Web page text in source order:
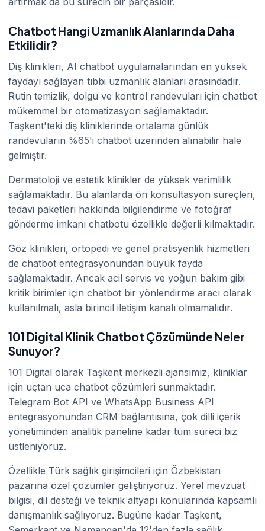
Chatbot Hangi Uzmanlık Alanlarında Daha
Etkilidir?
Diş klinikleri, AI chatbot uygulamalarından en yüksek
faydayı sağlayan tıbbi uzmanlık alanları arasındadır.
Rutin temizlik, dolgu ve kontrol randevuları için chatbot
mükemmel bir otomatizasyon sağlamaktadır.
Taşkent'teki diş kliniklerinde ortalama günlük
randevuların %65'i chatbot üzerinden alınabilir hale
gelmiştir.
Dermatoloji ve estetik klinikler de yüksek verimlilik
sağlamaktadır. Bu alanlarda ön konsültasyon süreçleri,
tedavi paketleri hakkında bilgilendirme ve fotoğraf
gönderme imkanı chatbotu özellikle değerli kılmaktadır.
Göz klinikleri, ortopedi ve genel pratisyenlik hizmetleri
de chatbot entegrasyonundan büyük fayda
sağlamaktadır. Ancak acil servis ve yoğun bakım gibi
kritik birimler için chatbot bir yönlendirme aracı olarak
kullanılmalı, asla birincil iletişim kanalı olmamalıdır.
101 Digital Klinik Chatbot Çözümünde Neler
Sunuyor?
101 Digital olarak Taşkent merkezli ajansımız, kliniklar
için uçtan uca chatbot çözümleri sunmaktadır.
Telegram Bot API ve WhatsApp Business API
entegrasyonundan CRM bağlantısına, çok dilli içerik
yönetiminden analitik paneline kadar tüm süreci biz
üstleniyoruz.
Özellikle Türk sağlık girişimcileri için Özbekistan
pazarına özel çözümler geliştiriyoruz. Yerel mevzuat
bilgisi, dil desteği ve teknik altyapı konularında kapsamlı
danışmanlık sağlıyoruz. Bugüne kadar Taşkent,